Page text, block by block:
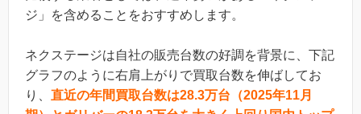
ジ」を含めることをおすすめします。
ネクステージは自社の販売台数の好調を背景に、下記
グラフのように右肩上がりで買取台数を伸ばしてお
り、 直近の年間買取台数は28.3万台（2025年11月